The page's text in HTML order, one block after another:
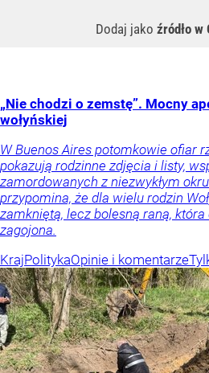
Dodaj jako źródło w
„Nie chodzi o zemstę”. Mocny
wołyńskiej
W Buenos Aires potomkowie ofiar
pokazują rodzinne zdjęcia i listy,
zamordowanych z niezwykłym
przypomina, że dla wielu rodzin
zamkniętą, lecz bolesną raną, która
zagojona.
KrajPolitykaOpinie i komentarze